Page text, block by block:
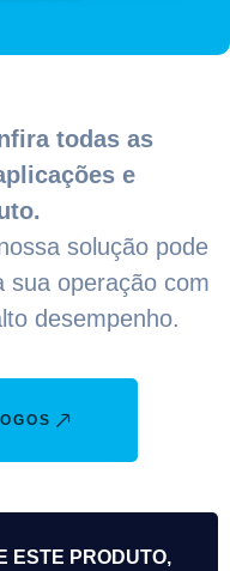
todas as
e
solução pode
sua operação com
desempenho.
ESTE PRODUTO,